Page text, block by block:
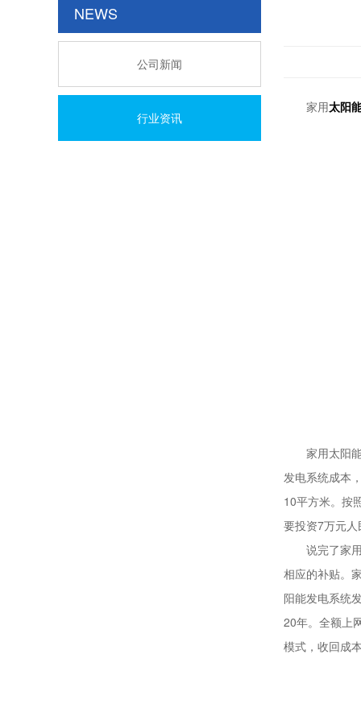
NEWS
公司新闻
行业资讯
家用太阳
家用太阳能
发电系统成本
10平方米。按
要投资7万元
说完了家用
相应的补贴。
阳能发电系统
20年。全额上
模式，收回成